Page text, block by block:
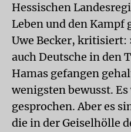
Hessischen
Leben und den
Uwe Becker, kritisiert:
auch Deutsche in den
Hamas gefangen
wenigsten bewusst.
gesprochen. Aber es
die in der Geiselhölle